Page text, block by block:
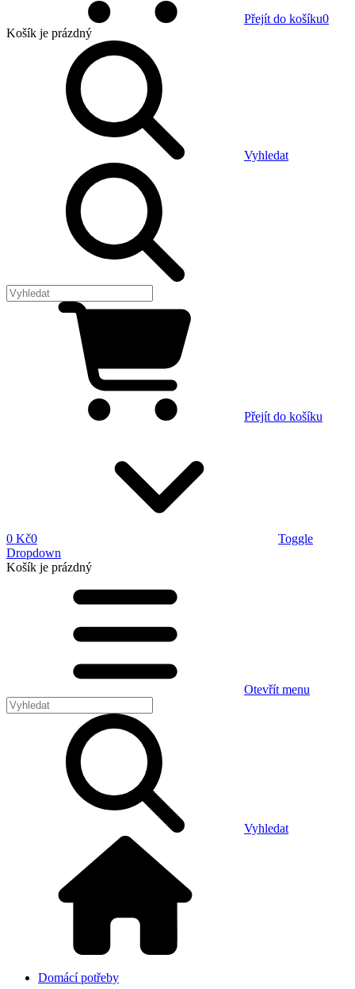
Přejít do košíku0
Košík je prázdný
Vyhledat
Přejít do košíku
0 Kč0
Toggle
Dropdown
Košík je prázdný
Otevřít menu
Vyhledat
Domácí potřeby